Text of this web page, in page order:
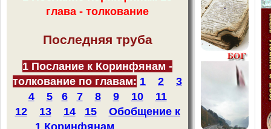
глава - толкование
Последняя труба
1 Послание к Коринфянам -
толкование по главам: 1 2
3
4
5 6 7 8 9 10
11
12
13 14 15
Обобщение к